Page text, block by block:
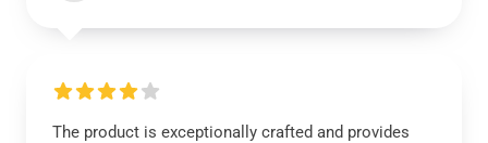
The product is exceptionally crafted and provides